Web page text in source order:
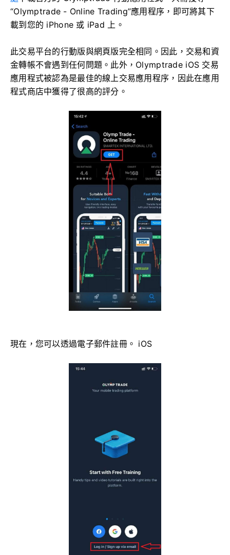
“Olymptrade - Online Trading”應用程序，即可將其下
載到您的 iPhone 或 iPad 上。
此交易平台的行動版與網頁版完全相同。因此，交易和資
金轉帳不會遇到任何問題。此外，Olymptrade iOS 交易
應用程式被認為是最佳的線上交易應用程序，因此在應用
程式商店中獲得了很高的評分。
現在，您可以透過電子郵件註冊。 iOS